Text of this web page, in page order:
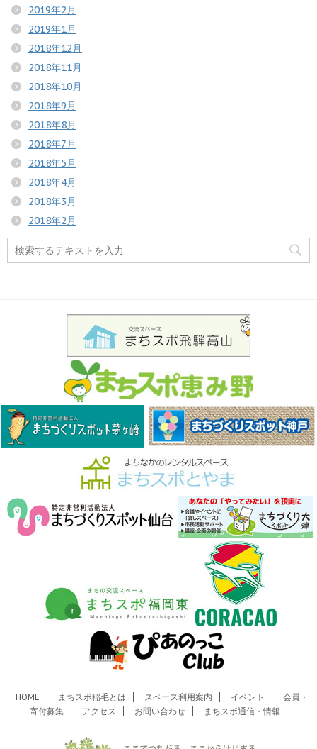
2019年2月
2019年1月
2018年12月
2018年11月
2018年10月
2018年9月
2018年8月
2018年7月
2018年5月
2018年4月
2018年3月
2018年2月
HOME まちスポ稲毛とは スペース利用案内 イベント
会員・
寄付募集
アクセス お問い合わせ まちスポ通信・情報